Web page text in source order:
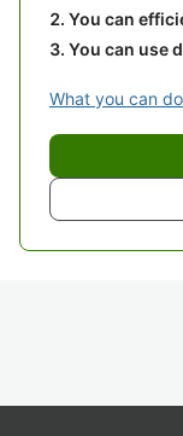
You can
You can use
What you can